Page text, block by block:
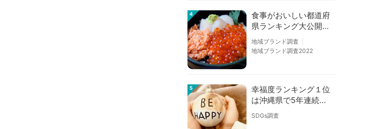
4
食事がおいしい都道府
県ランキング大公開！
１位は北海道、３位は
大阪府、２位は〇〇
地域ブランド調査
地域ブランド調査2022
5
幸福度ランキング１位
は沖縄県で5年連続！
佐賀、愛知が順位上昇
【幸福度調査2026】
SDGs調査